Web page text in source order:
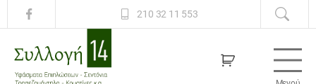
210 32 11 553